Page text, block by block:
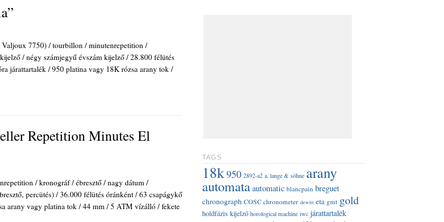
7750) / tourbillon / minutenrepetition /
/ négy számjegyű évszám kijelző / 28.800 félütés
járattartalék / 950 platina vagy 18K rózsa arany tok /
Repetition Minutes El
/ kronográf / ébresztő / nagy dátum /
percütés) / 36.000 félütés óránként / 63 csapágykő
arany vagy platina tok / 44 mm / 5 ATM vízálló / fekete
TAGS
18k950 2892-a2 a. lange & söhne arany
automataautomatic blancpain breguet
chronograph COSC chronometer dewitt eta gmt gold
holdfázis kijelző horological machine iwc járattartalék